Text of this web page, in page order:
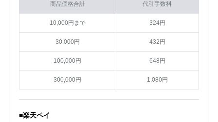
商品価格合計 代引手数料
10,000円まで 324円
30,000円 432円
100,000円 648円
300,000円 1,080円
■楽天ペイ